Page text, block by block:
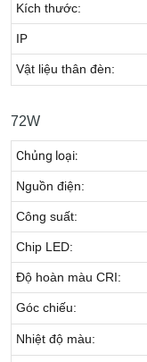
Kích thước:
IP
Vật liệu thân đèn:
72W
Chủng loại:
Nguồn điện:
Công suất:
Chip LED:
Độ hoàn màu CRI:
Góc chiếu:
Nhiệt độ màu: